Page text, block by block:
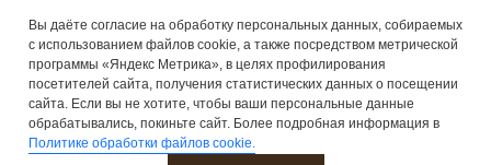
используемых ингредиентов.
© Компания Nestlé, 2026 г. Все права защищены
®Владелец товарных знаков: Société des Produits Nestlé S.A.
(Швейцария)
Вы даёте согласие на обработку персональных данных, собираемых
с использованием файлов cookie, а также посредством метрической
программы «Яндекс Метрика», в целях профилирования
посетителей сайта, получения статистических данных о посещении
сайта. Если вы не хотите, чтобы ваши персональные данные
обрабатывались, покиньте сайт. Более подробная информация в
Политике обработки файлов cookie.